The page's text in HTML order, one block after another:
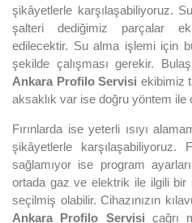
şikâyetlerle karşılaşabiliyoruz.
şalteri dediğimiz parçalar
edilecektir. Su alma işlemi için
şekilde çalışması gerekir.
Ankara Profilo Servisi ekibimiz
aksaklık var ise doğru yöntem ile
Fırınlarda ise yeterli ısıyı
şikâyetlerle karşılaşabiliyoruz.
sağlamıyor ise program
ortada gaz ve elektrik ile ilgili bir
seçilmiş olabilir. Cihazınızın
Ankara Profilo Servisi çağrı